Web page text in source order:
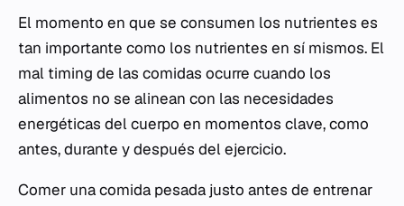
El momento en que se consumen los nutrientes es
tan importante como los nutrientes en sí mismos. El
mal timing de las comidas ocurre cuando los
alimentos no se alinean con las necesidades
energéticas del cuerpo en momentos clave, como
antes, durante y después del ejercicio.
Comer una comida pesada justo antes de entrenar